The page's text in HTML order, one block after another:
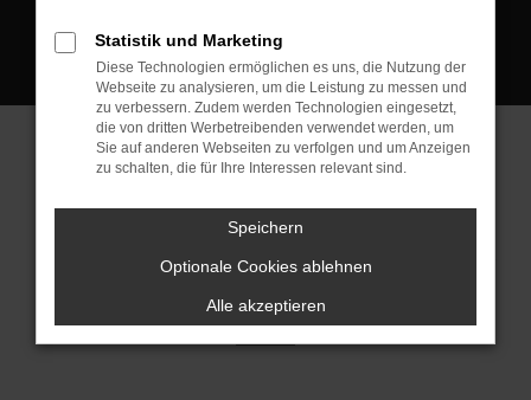
Mail: fj@jakob-trading.com
Cookie Einstellungen
© 2026 Jakob Trading GmbH | Neustädter Straße 1 | DE-08223
Neustadt/Vogtland | fj@jakob-trading.com | Webdesign by audaris.de
Statistik und Marketing
Diese Technologien ermöglichen es uns, die Nutzung der
Webseite zu analysieren, um die Leistung zu messen und
zu verbessern. Zudem werden Technologien eingesetzt,
die von dritten Werbetreibenden verwendet werden, um
Sie auf anderen Webseiten zu verfolgen und um Anzeigen
zu schalten, die für Ihre Interessen relevant sind.
Speichern
Optionale Cookies ablehnen
Alle akzeptieren